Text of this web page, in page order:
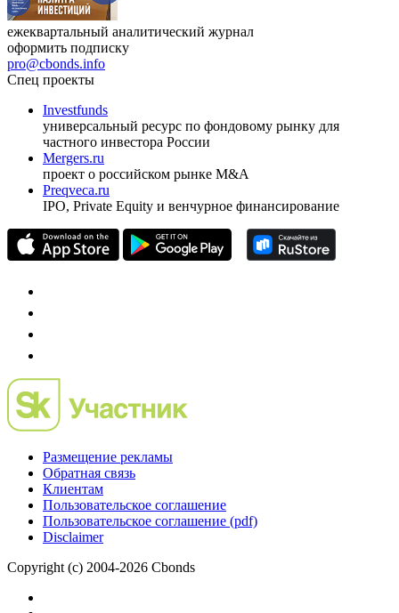
ежеквартальный аналитический журнал
оформить подписку
pro@cbonds.info
Спец проекты
Investfunds
универсальный ресурс по фондовому рынку для
частного инвестора России
Mergers.ru
проект о российском рынке M&A
Preqveca.ru
IPO, Private Equity и венчурное финансирование
Размещение рекламы
Обратная связь
Клиентам
Пользовательское соглашение
Пользовательское соглашение (pdf)
Disclaimer
Copyright (c) 2004-2026 Cbonds